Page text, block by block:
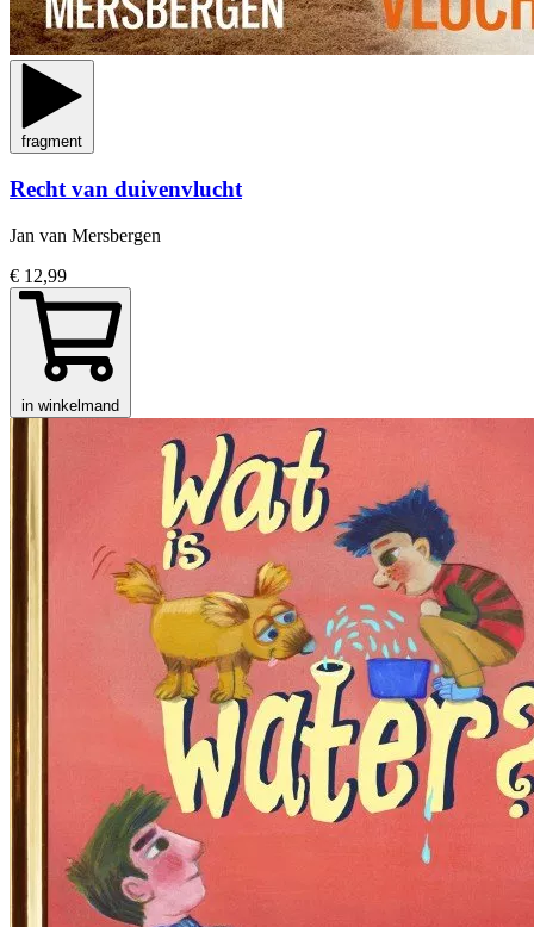
fragment
Recht van duivenvlucht
Jan van Mersbergen
€ 12,99
in winkelmand